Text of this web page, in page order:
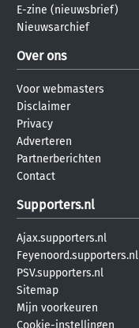
E-zine (nieuwsbrief)
Nieuwsarchief
Over ons
Voor webmasters
Disclaimer
Privacy
Adverteren
Partnerberichten
Contact
Supporters.nl
Ajax.supporters.nl
Feyenoord.supporters.nl
PSV.supporters.nl
Sitemap
Mijn voorkeuren
Cookie-instellingen